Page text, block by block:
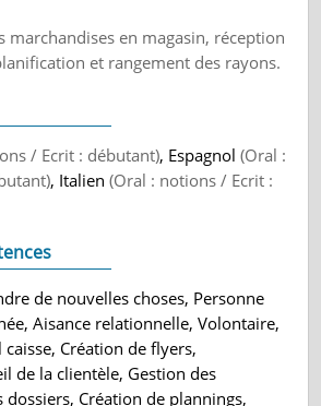
marchandises en magasin, réception
et rangement des rayons.
/ Ecrit : débutant), Espagnol(Oral :
, Italien(Oral : notions / Ecrit :
de nouvelles choses, Personne
Aisance relationnelle, Volontaire,
Création de flyers,
de la clientèle, Gestion des
dossiers, Création de plannings,